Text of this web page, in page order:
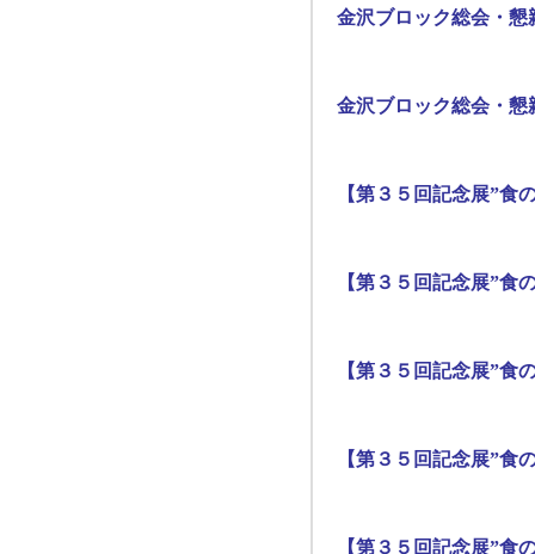
金沢ブロック総会・
金沢ブロック総会・
【第３５回記念展”食
【第３５回記念展”食
【第３５回記念展”食
【第３５回記念展”食
【第３５回記念展”食